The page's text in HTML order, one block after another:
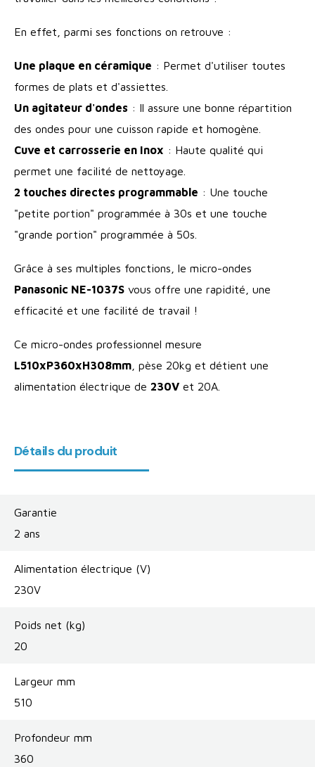
En effet, parmi ses fonctions on retrouve :
Une plaque en céramique : Permet d'utiliser toutes
formes de plats et d'assiettes.
Un agitateur d'ondes : Il assure une bonne répartition
des ondes pour une cuisson rapide et homogène.
Cuve et carrosserie en Inox : Haute qualité qui
permet une facilité de nettoyage.
2 touches directes programmable : Une touche
"petite portion" programmée à 30s et une touche
"grande portion" programmée à 50s.
Grâce à ses multiples fonctions, le micro-ondes
Panasonic NE-1037Svous offre une rapidité, une
efficacité et une facilité de travail !
Ce micro-ondes professionnel mesure
L510xP360xH308mm, pèse 20kg et détient une
alimentation électrique de 230Vet 20A.
Détails du produit
Garantie
2 ans
Alimentation électrique (V)
230V
Poids net (kg)
20
Largeur mm
510
Profondeur mm
360